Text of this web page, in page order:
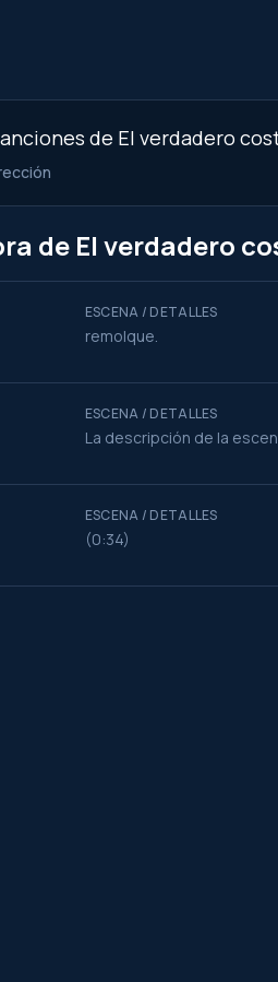
de El verdadero
de El verdadero
ESCENA / DETALLES
remolque.
ESCENA / DETALLES
La descripción de la
ESCENA / DETALLES
(0:34)